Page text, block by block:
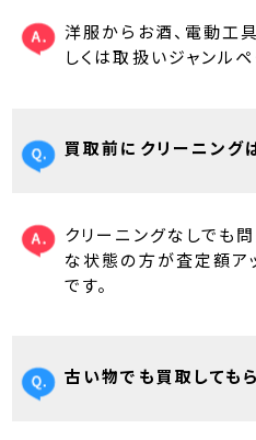
洋服からお酒、電動工
しくは取扱いジャンル
買取前にクリーニング
クリーニングなしでも
な状態の方が査定額ア
です。
古い物でも買取しても